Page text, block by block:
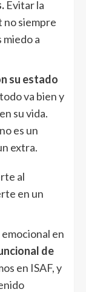
Evitar la
no siempre
miedo a
su estado
va bien y
su vida.
es un
extra.
al
en un
en
de
en ISAF, y